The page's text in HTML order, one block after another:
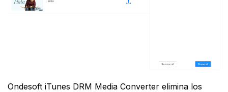
Ondesoft iTunes DRM Media Converter elimina los